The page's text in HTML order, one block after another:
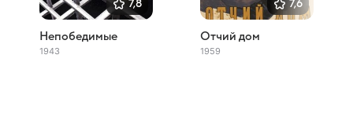
7,8
Непобедимые
1943
7,6
Отчий дом
1959